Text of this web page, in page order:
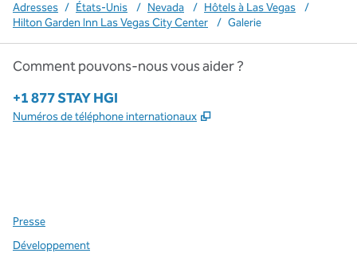
Adresses / États-Unis / Nevada / Hôtels à Las Vegas
/
Hilton Garden Inn Las Vegas City Center
/ Galerie
Comment pouvons-nous vous aider ?
Téléphone :
+1 877 STAY HGI
Numéros de téléphone internationaux ,
Presse
Développement